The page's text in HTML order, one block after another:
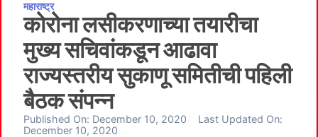
महाराष्ट्र
कोरोना लसीकरणाच्या तयारीचा
मुख्य सचिवांकडून आढावा
राज्यस्तरीय सुकाणू समितीची पहिली
बैठक संपन्न
Published On: December 10, 2020
Last Updated On:
December 10, 2020